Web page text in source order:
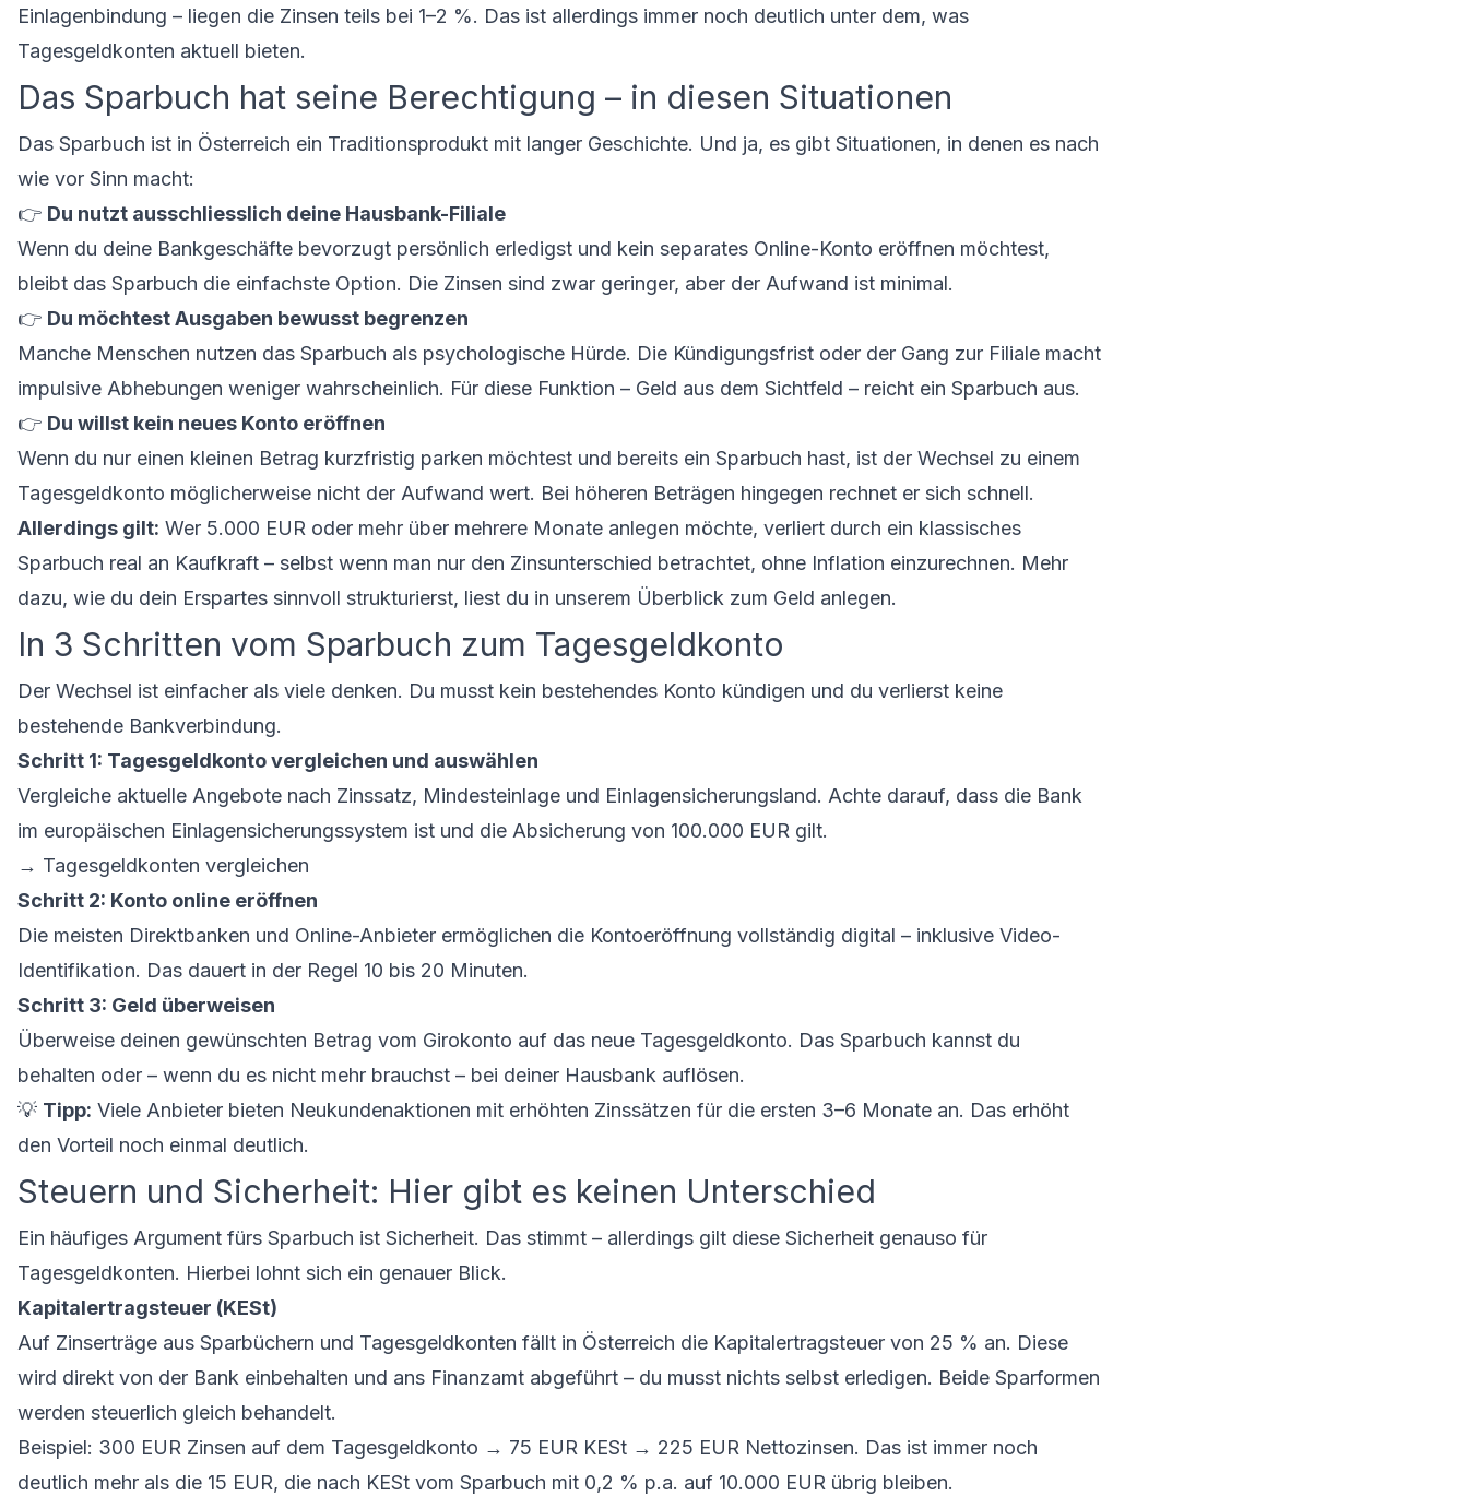
Einlagenbindung – liegen die Zinsen teils bei 1–2 %. Das ist allerdings immer noch deutlich unter dem, was
Tagesgeldkonten aktuell bieten.
Das Sparbuch hat seine Berechtigung – in diesen Situationen
Das Sparbuch ist in Österreich ein Traditionsprodukt mit langer Geschichte. Und ja, es gibt Situationen, in denen es nach
wie vor Sinn macht:
👉 Du nutzt ausschliesslich deine Hausbank-Filiale
Wenn du deine Bankgeschäfte bevorzugt persönlich erledigst und kein separates Online-Konto eröffnen möchtest,
bleibt das Sparbuch die einfachste Option. Die Zinsen sind zwar geringer, aber der Aufwand ist minimal.
👉 Du möchtest Ausgaben bewusst begrenzen
Manche Menschen nutzen das Sparbuch als psychologische Hürde. Die Kündigungsfrist oder der Gang zur Filiale macht
impulsive Abhebungen weniger wahrscheinlich. Für diese Funktion – Geld aus dem Sichtfeld – reicht ein Sparbuch aus.
👉 Du willst kein neues Konto eröffnen
Wenn du nur einen kleinen Betrag kurzfristig parken möchtest und bereits ein Sparbuch hast, ist der Wechsel zu einem
Tagesgeldkonto möglicherweise nicht der Aufwand wert. Bei höheren Beträgen hingegen rechnet er sich schnell.
Allerdings gilt: Wer 5.000 EUR oder mehr über mehrere Monate anlegen möchte, verliert durch ein klassisches
Sparbuch real an Kaufkraft – selbst wenn man nur den Zinsunterschied betrachtet, ohne Inflation einzurechnen. Mehr
dazu, wie du dein Erspartes sinnvoll strukturierst, liest du in unserem Überblick zum Geld anlegen.
In 3 Schritten vom Sparbuch zum Tagesgeldkonto
Der Wechsel ist einfacher als viele denken. Du musst kein bestehendes Konto kündigen und du verlierst keine
bestehende Bankverbindung.
Schritt 1: Tagesgeldkonto vergleichen und auswählen
Vergleiche aktuelle Angebote nach Zinssatz, Mindesteinlage und Einlagensicherungsland. Achte darauf, dass die Bank
im europäischen Einlagensicherungssystem ist und die Absicherung von 100.000 EUR gilt.
→ Tagesgeldkonten vergleichen
Schritt 2: Konto online eröffnen
Die meisten Direktbanken und Online-Anbieter ermöglichen die Kontoeröffnung vollständig digital – inklusive Video-
Identifikation. Das dauert in der Regel 10 bis 20 Minuten.
Schritt 3: Geld überweisen
Überweise deinen gewünschten Betrag vom Girokonto auf das neue Tagesgeldkonto. Das Sparbuch kannst du
behalten oder – wenn du es nicht mehr brauchst – bei deiner Hausbank auflösen.
💡 Tipp: Viele Anbieter bieten Neukundenaktionen mit erhöhten Zinssätzen für die ersten 3–6 Monate an. Das erhöht
den Vorteil noch einmal deutlich.
Steuern und Sicherheit: Hier gibt es keinen Unterschied
Ein häufiges Argument fürs Sparbuch ist Sicherheit. Das stimmt – allerdings gilt diese Sicherheit genauso für
Tagesgeldkonten. Hierbei lohnt sich ein genauer Blick.
Kapitalertragsteuer (KESt)
Auf Zinserträge aus Sparbüchern und Tagesgeldkonten fällt in Österreich die Kapitalertragsteuer von 25 % an. Diese
wird direkt von der Bank einbehalten und ans Finanzamt abgeführt – du musst nichts selbst erledigen. Beide Sparformen
werden steuerlich gleich behandelt.
Beispiel: 300 EUR Zinsen auf dem Tagesgeldkonto → 75 EUR KESt → 225 EUR Nettozinsen. Das ist immer noch
deutlich mehr als die 15 EUR, die nach KESt vom Sparbuch mit 0,2 % p.a. auf 10.000 EUR übrig bleiben.